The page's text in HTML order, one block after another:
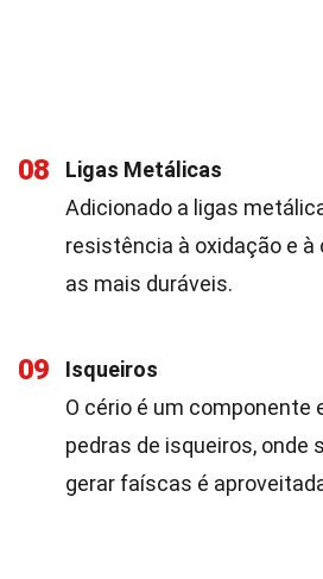
08
Ligas Metálicas
Adicionado a ligas
resistência à oxidação e à
as mais duráveis.
09
Isqueiros
O cério é um componente
pedras de isqueiros, onde
gerar faíscas é